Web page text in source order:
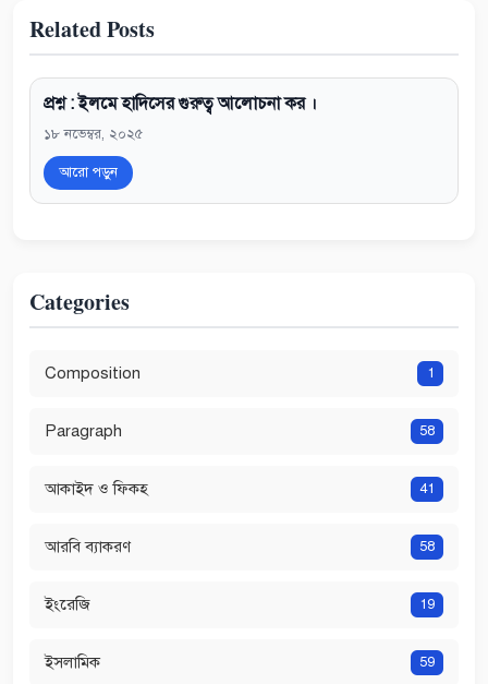
Related Posts
প্রশ্ন : ইলমে হাদিসের গুরুত্ব আলোচনা কর ।
১৮ নভেম্বর, ২০২৫
আরো পড়ুন
Categories
Composition 1
Paragraph 58
আকাইদ ও ফিকহ 41
আরবি ব্যাকরণ 58
ইংরেজি 19
ইসলামিক 59